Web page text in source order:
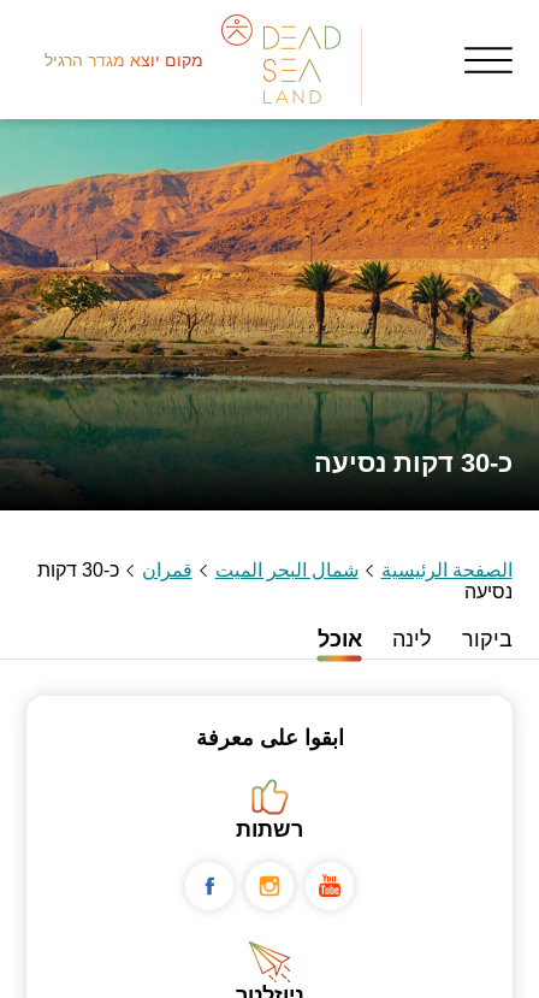
מקום יוצא מגדר הרגיל
כ-30 דקות נסיעה
الصفحة الرئيسية شمال البحر الميت قمران
כ-30 דקות
נסיעה
ביקור לינה אוכל
ابقوا على معرفة
רשתות